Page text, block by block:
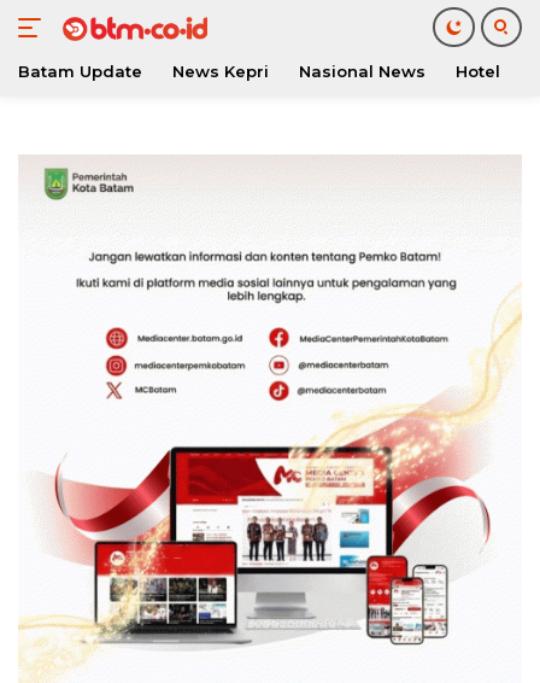
konten
Batam Update News Kepri Nasional News Hotel